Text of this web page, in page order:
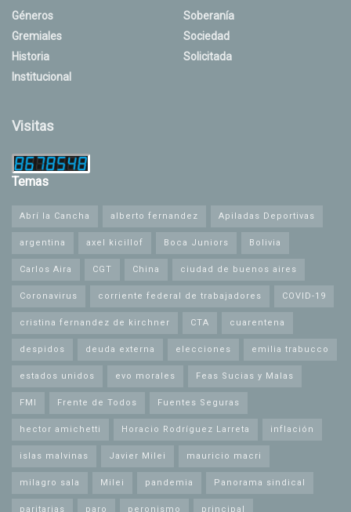
Géneros
Gremiales
Historia
Institucional
Soberanía
Sociedad
Solicitada
Visitas
Temas
Abrí la Cancha alberto fernandez Apiladas Deportivas
argentina axel kicillof Boca Juniors Bolivia
Carlos Aira CGT China ciudad de buenos aires
Coronavirus corriente federal de trabajadores COVID-19
cristina fernandez de kirchner CTA cuarentena
despidos deuda externa elecciones emilia trabucco
estados unidos evo morales Feas Sucias y Malas
FMI Frente de Todos Fuentes Seguras
hector amichetti Horacio Rodríguez Larreta inflación
islas malvinas Javier Milei mauricio macri
milagro sala Milei pandemia Panorama sindical
paritarias paro peronismo principal